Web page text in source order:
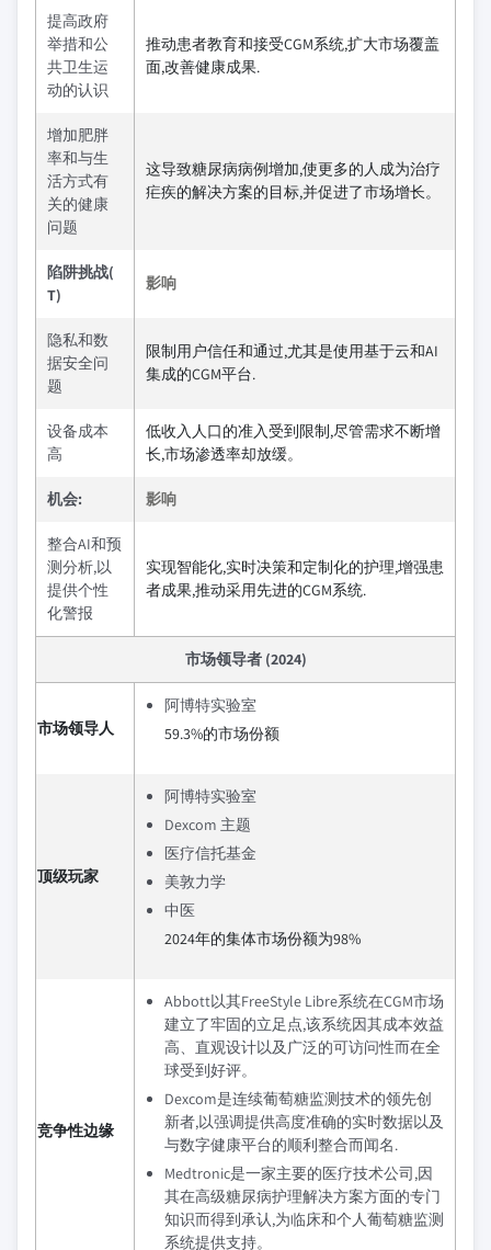
提高政府
举措和公
共卫生运
动的认识
推动患者教育和接受CGM系统,扩大市场覆盖
面,改善健康成果.
增加肥胖
率和与生
活方式有
关的健康
问题
这导致糖尿病病例增加,使更多的人成为治疗
疟疾的解决方案的目标,并促进了市场增长。
陷阱挑战(
T)
影响
隐私和数
据安全问
题
限制用户信任和通过,尤其是使用基于云和AI
集成的CGM平台.
设备成本
高
低收入人口的准入受到限制,尽管需求不断增
长,市场渗透率却放缓。
机会: 影响
整合AI和预
测分析,以
提供个性
化警报
实现智能化,实时决策和定制化的护理,增强患
者成果,推动采用先进的CGM系统.
市场领导者 (2024)
市场领导人
阿博特实验室
59.3%的市场份额
顶级玩家
阿博特实验室
Dexcom 主题
医疗信托基金
美敦力学
中医
2024年的集体市场份额为98%
竞争性边缘
Abbott以其FreeStyle Libre系统在CGM市场
建立了牢固的立足点,该系统因其成本效益
高、直观设计以及广泛的可访问性而在全
球受到好评。
Dexcom是连续葡萄糖监测技术的领先创
新者,以强调提供高度准确的实时数据以及
与数字健康平台的顺利整合而闻名.
Medtronic是一家主要的医疗技术公司,因
其在高级糖尿病护理解决方案方面的专门
知识而得到承认,为临床和个人葡萄糖监测
系统提供支持。